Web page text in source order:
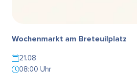
Wochenmarkt am Breteuilplatz
21.08
08:00 Uhr